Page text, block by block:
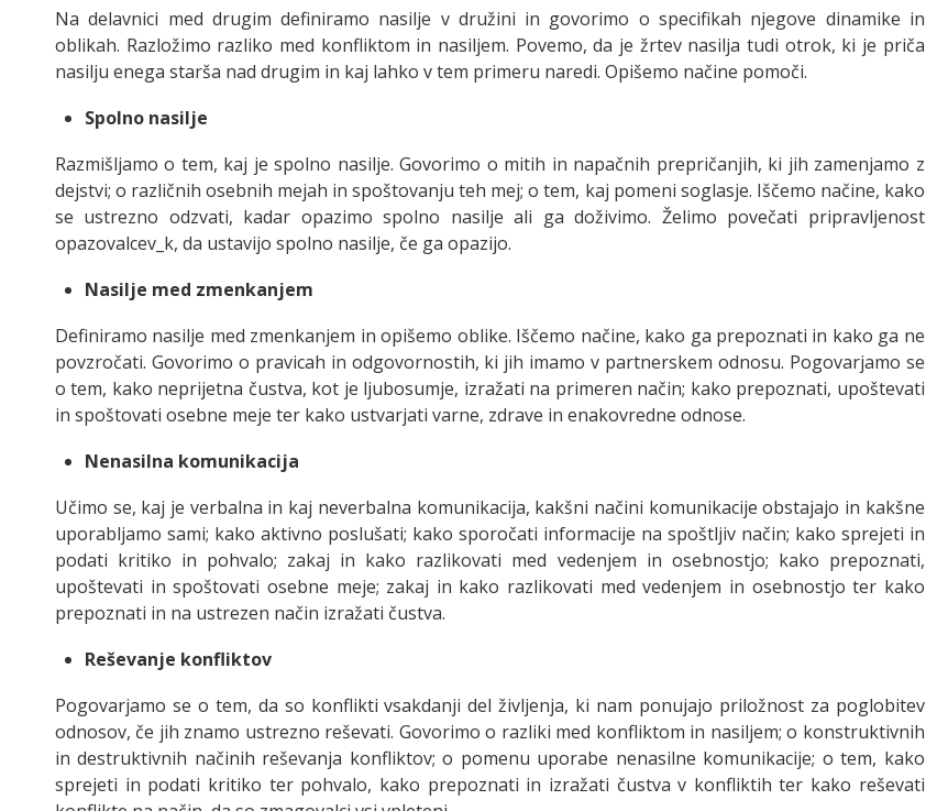
Na delavnici med drugim definiramo nasilje v družini in govorimo o specifikah njegove dinamike in
oblikah. Razložimo razliko med konfliktom in nasiljem. Povemo, da je žrtev nasilja tudi otrok, ki je priča
nasilju enega starša nad drugim in kaj lahko v tem primeru naredi. Opišemo načine pomoči.
Spolno nasilje
Razmišljamo o tem, kaj je spolno nasilje. Govorimo o mitih in napačnih prepričanjih, ki jih zamenjamo z
dejstvi; o različnih osebnih mejah in spoštovanju teh mej; o tem, kaj pomeni soglasje. Iščemo načine, kako
se ustrezno odzvati, kadar opazimo spolno nasilje ali ga doživimo. Želimo povečati pripravljenost
opazovalcev_k, da ustavijo spolno nasilje, če ga opazijo.
Nasilje med zmenkanjem
Definiramo nasilje med zmenkanjem in opišemo oblike. Iščemo načine, kako ga prepoznati in kako ga ne
povzročati. Govorimo o pravicah in odgovornostih, ki jih imamo v partnerskem odnosu. Pogovarjamo se
o tem, kako neprijetna čustva, kot je ljubosumje, izražati na primeren način; kako prepoznati, upoštevati
in spoštovati osebne meje ter kako ustvarjati varne, zdrave in enakovredne odnose.
Nenasilna komunikacija
Učimo se, kaj je verbalna in kaj neverbalna komunikacija, kakšni načini komunikacije obstajajo in kakšne
uporabljamo sami; kako aktivno poslušati; kako sporočati informacije na spoštljiv način; kako sprejeti in
podati kritiko in pohvalo; zakaj in kako razlikovati med vedenjem in osebnostjo; kako prepoznati,
upoštevati in spoštovati osebne meje; zakaj in kako razlikovati med vedenjem in osebnostjo ter kako
prepoznati in na ustrezen način izražati čustva.
Reševanje konfliktov
Pogovarjamo se o tem, da so konflikti vsakdanji del življenja, ki nam ponujajo priložnost za poglobitev
odnosov, če jih znamo ustrezno reševati. Govorimo o razliki med konfliktom in nasiljem; o konstruktivnih
in destruktivnih načinih reševanja konfliktov; o pomenu uporabe nenasilne komunikacije; o tem, kako
sprejeti in podati kritiko ter pohvalo, kako prepoznati in izražati čustva v konfliktih ter kako reševati